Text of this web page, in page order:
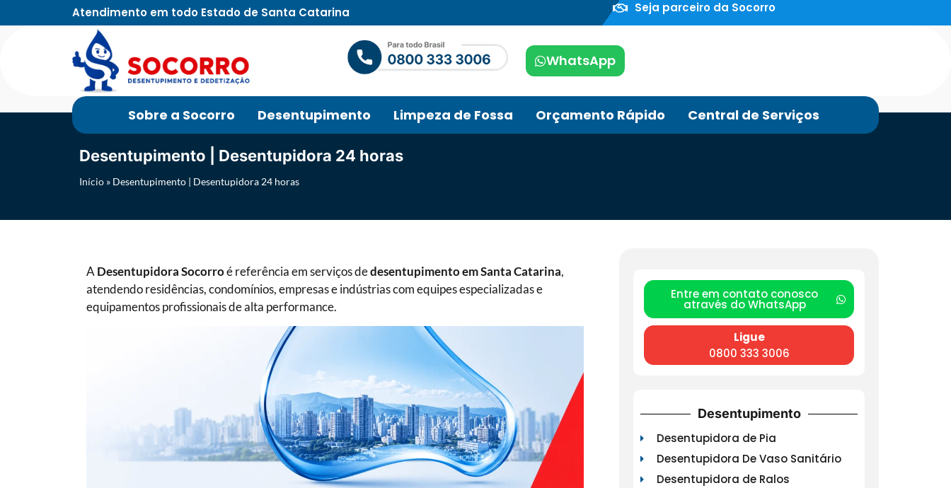
Atendimento em todo Estado de Santa Catarina Seja parceiro da Socorro
WhatsApp
Sobre a Socorro Desentupimento Limpeza de Fossa Orçamento Rápido Central de Serviços
Desentupimento | Desentupidora 24 horas
Início » Desentupimento | Desentupidora 24 horas
ADesentupidora Socorroé referência em serviços dedesentupimento em Santa Catarina,
atendendo residências, condomínios, empresas e indústrias com equipes especializadas e
equipamentos profissionais de alta performance.
Entre em contato conosco
através do WhatsApp
Ligue
0800 333 3006
Desentupimento
Desentupidora de Pia
Desentupidora De Vaso Sanitário
Desentupidora de Ralos